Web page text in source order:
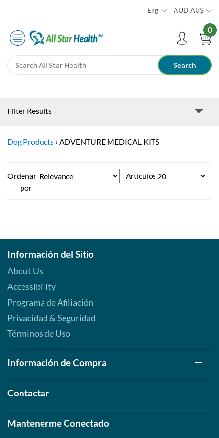
Eng AUD AU$
0
Filter Results
Dog Products › ADVENTURE MEDICAL KITS
Ordenar
por
Artículos
Información del Sitio
About Us
Accessibility
Programa de Afiliación
Privacidad & Seguridad
Términos de Uso
Información de Compra
Contactar
Mantenerme Conectado